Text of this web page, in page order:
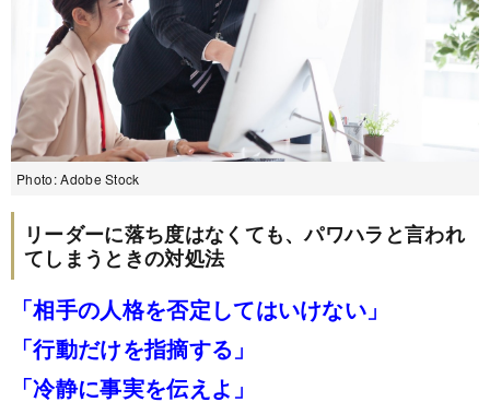
Photo: Adobe Stock
リーダーに落ち度はなくても、パワハラと言われ
てしまうときの対処法
「相手の人格を否定してはいけない」
「行動だけを指摘する」
「冷静に事実を伝えよ」